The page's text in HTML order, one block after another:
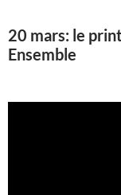
20 mars: le
Ensemble